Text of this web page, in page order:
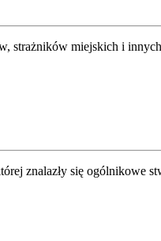
strażników miejskich i
znalazły się ogólnikowe